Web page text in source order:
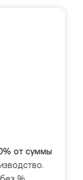
от суммы